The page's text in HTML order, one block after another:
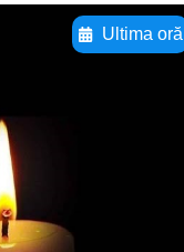
Ultima oră
aici
aici